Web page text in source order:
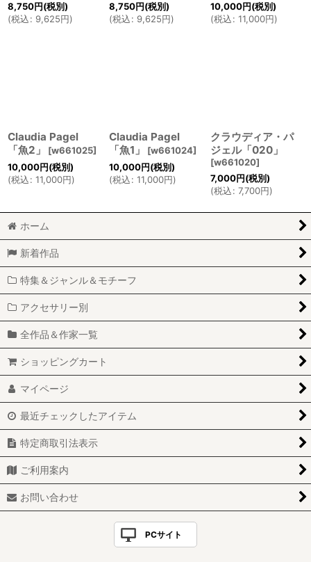
8,750円(税別)
(税込: 9,625円)
8,750円(税別)
(税込: 9,625円)
10,000円(税別)
(税込: 11,000円)
Claudia Pagel
「魚2」
[w661025]
10,000円(税別)
(税込: 11,000円)
Claudia Pagel
「魚1」
[w661024]
10,000円(税別)
(税込: 11,000円)
クラウディア・パ
ジェル「020」
[w661020]
7,000円(税別)
(税込: 7,700円)
ホーム
新着作品
特集＆ジャンル＆モチーフ
アクセサリー別
全作品＆作家一覧
ショッピングカート
マイページ
最近チェックしたアイテム
特定商取引法表示
ご利用案内
お問い合わせ
PCサイト